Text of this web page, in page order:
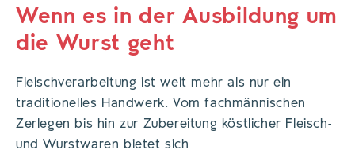
Wenn es in der Ausbildung um
die Wurst geht
Fleischverarbeitung ist weit mehr als nur ein
traditionelles Handwerk. Vom fachmännischen
Zerlegen bis hin zur Zubereitung köstlicher Fleisch-
und Wurstwaren bietet sich